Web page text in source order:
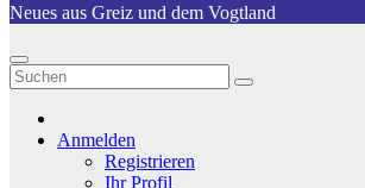
Neues aus Greiz und dem Vogtland
Anmelden
Registrieren
Ihr Profil